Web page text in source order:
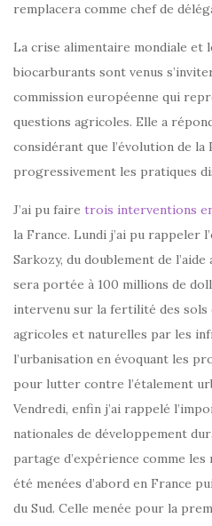
remplacera comme chef de
La crise alimentaire mondiale et
biocarburants sont venus
commission européenne qui
questions agricoles. Elle a
considérant que l’évolution de la
progressivement les pratiques
J’ai pu faire trois interventions
la France. Lundi j’ai pu rappeler
Sarkozy, du doublement de
sera portée à 100 millions de
intervenu sur la fertilité des
agricoles et naturelles par les
l’urbanisation en évoquant les
pour lutter contre l’étalement
Vendredi, enfin j’ai rappelé
nationales de développement
partage d’expérience comme
été menées d’abord en France
du Sud. Celle menée pour la